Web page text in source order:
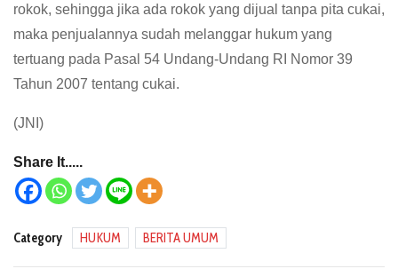
rokok, sehingga jika ada rokok yang dijual tanpa pita cukai,
maka penjualannya sudah melanggar hukum yang
tertuang pada Pasal 54 Undang-Undang RI Nomor 39
Tahun 2007 tentang cukai.
(JNI)
Share It.....
Category HUKUM BERITA UMUM